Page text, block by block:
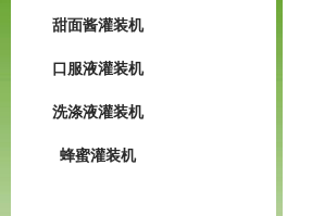
甜面酱灌装机
口服液灌装机
洗涤液灌装机
蜂蜜灌装机